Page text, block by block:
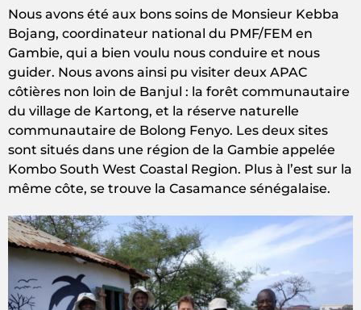
Nous avons été aux bons soins de Monsieur Kebba
Bojang, coordinateur national du PMF/FEM en
Gambie, qui a bien voulu nous conduire et nous
guider. Nous avons ainsi pu visiter deux APAC
côtières non loin de Banjul : la forêt communautaire
du village de Kartong, et la réserve naturelle
communautaire de Bolong Fenyo. Les deux sites
sont situés dans une région de la Gambie appelée
Kombo South West Coastal Region. Plus à l’est sur la
même côte, se trouve la Casamance sénégalaise.